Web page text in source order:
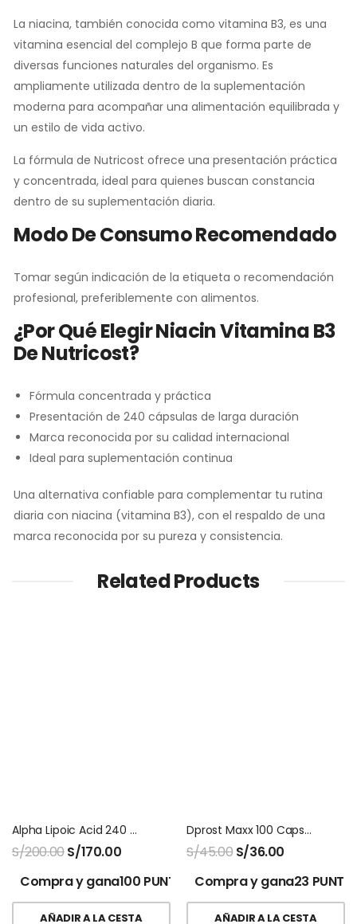
La niacina, también conocida como vitamina B3, es una
vitamina esencial del complejo B que forma parte de
diversas funciones naturales del organismo. Es
ampliamente utilizada dentro de la suplementación
moderna para acompañar una alimentación equilibrada y
un estilo de vida activo.
La fórmula de Nutricost ofrece una presentación práctica
y concentrada, ideal para quienes buscan constancia
dentro de su suplementación diaria.
Modo De Consumo Recomendado
Tomar según indicación de la etiqueta o recomendación
profesional, preferiblemente con alimentos.
¿Por Qué Elegir Niacin Vitamina B3
De Nutricost?
Fórmula concentrada y práctica
Presentación de 240 cápsulas de larga duración
Marca reconocida por su calidad internacional
Ideal para suplementación continua
Una alternativa confiable para complementar tu rutina
diaria con niacina (vitamina B3), con el respaldo de una
marca reconocida por su pureza y consistencia.
Related Products
Alpha Lipoic Acid 240 Capsulas Nutricost
S/200.00S/170.00
Compra y gana100 PUNTOS!
AÑADIR A LA CESTA
Dprost Maxx 100 Capsulas Naturalmaxx
S/45.00 S/36.00
Compra y gana23
AÑADIR A LA CESTA